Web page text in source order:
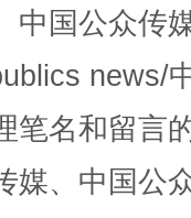
中国公众传
news/
笔名和留言
媒、中国公